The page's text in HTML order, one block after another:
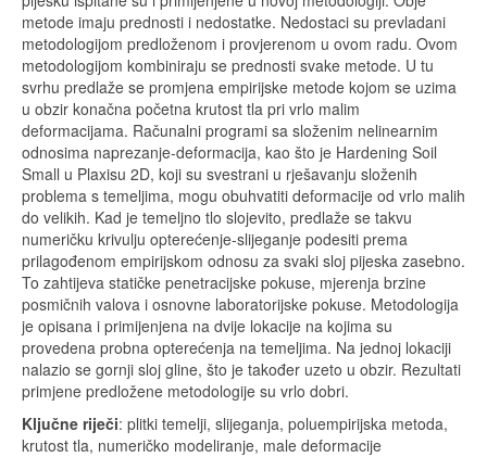
metode imaju prednosti i nedostatke. Nedostaci su prevladani
metodologijom predloženom i provjerenom u ovom radu. Ovom
metodologijom kombiniraju se prednosti svake metode. U tu
svrhu predlaže se promjena empirijske metode kojom se uzima
u obzir konačna početna krutost tla pri vrlo malim
deformacijama. Računalni programi sa složenim nelinearnim
odnosima naprezanje-deformacija, kao što je Hardening Soil
Small u Plaxisu 2D, koji su svestrani u rješavanju složenih
problema s temeljima, mogu obuhvatiti deformacije od vrlo malih
do velikih. Kad je temeljno tlo slojevito, predlaže se takvu
numeričku krivulju opterećenje-slijeganje podesiti prema
prilagođenom empirijskom odnosu za svaki sloj pijeska zasebno.
To zahtijeva statičke penetracijske pokuse, mjerenja brzine
posmičnih valova i osnovne laboratorijske pokuse. Metodologija
je opisana i primijenjena na dvije lokacije na kojima su
provedena probna opterećenja na temeljima. Na jednoj lokaciji
nalazio se gornji sloj gline, što je također uzeto u obzir. Rezultati
primjene predložene metodologije su vrlo dobri.
Ključne riječi: plitki temelji, slijeganja, poluempirijska metoda,
krutost tla, numeričko modeliranje, male deformacije